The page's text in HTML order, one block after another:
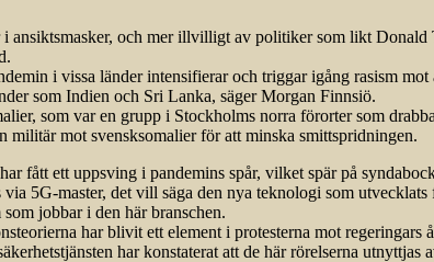
ansiktsmasker, och mer illvilligt av politiker som likt
i vissa länder inten­sifierar och triggar igång rasism
som Indien och Sri Lanka, säger Morgan Finnsiö.
som var en grupp i Stockholms norra förorter som
militär mot svensksomalier för att minska smittspridningen.
har fått ett uppsving i pandemins spår, vilket spär på
5G-master, det vill säga den nya teknologi som
jobbar i den här branschen.
har blivit ett element i protesterna mot
har konstaterat att de här rörelserna